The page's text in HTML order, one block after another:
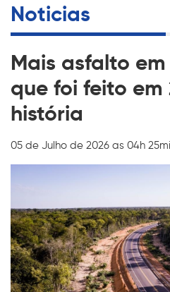
Noticias
Mais asfalto
que foi feito em
história
05 de Julho de 2026 as 04h